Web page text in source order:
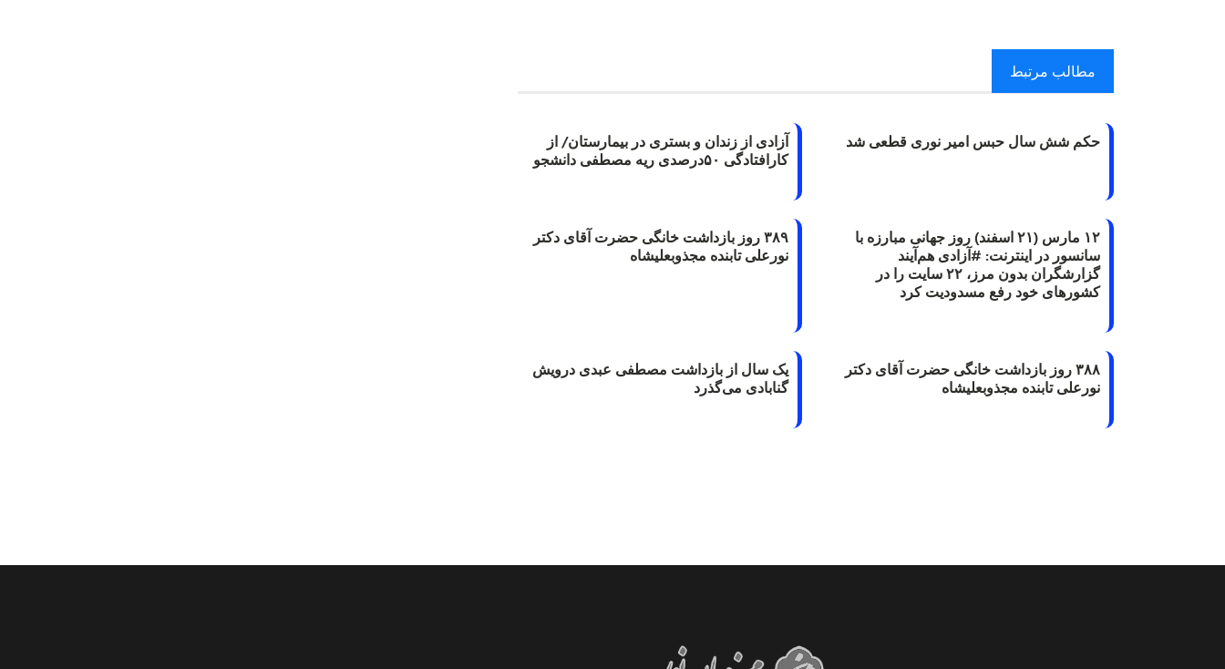
مطالب مرتبط
حکم شش سال حبس امیر نوری قطعی شد
آزادی از زندان و بستری در بیمارستان/ از
کارافتادگی ۵۰درصدی ریه مصطفی دانشجو
۱۲ مارس (۲۱ اسفند) روز جهانی مبارزه با
سانسور در اینترنت: #آزادی هم‌آیند
گزارشگران‌ بدون مرز، ۲۲ سایت را در
کشورهای خود رفع مسدودیت کرد
۳۸۹ روز بازداشت خانگی حضرت آقای دکتر
نورعلی تابنده مجذوبعلیشاه
۳۸۸ روز بازداشت خانگی حضرت آقای دکتر
نورعلی تابنده مجذوبعلیشاه
یک سال از بازداشت مصطفی عبدی درویش
گنابادی می‌گذرد